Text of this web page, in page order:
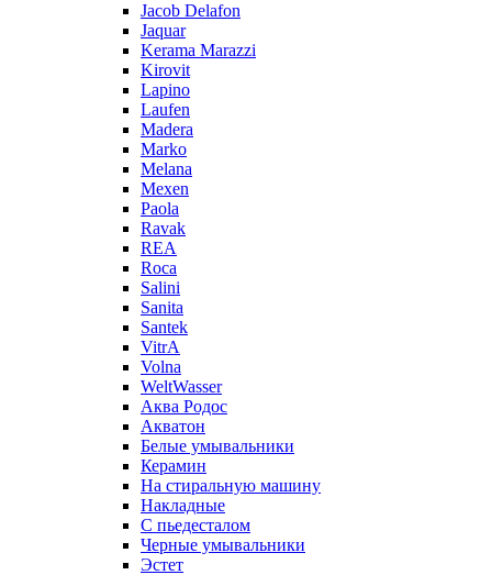
Jacob Delafon
Jaquar
Kerama Marazzi
Kirovit
Lapino
Laufen
Madera
Marko
Melana
Mexen
Paola
Ravak
REA
Roca
Salini
Sanita
Santek
VitrA
Volna
WeltWasser
Аква Родос
Акватон
Белые умывальники
Керамин
На стиральную машину
Накладные
С пьедесталом
Черные умывальники
Эстет